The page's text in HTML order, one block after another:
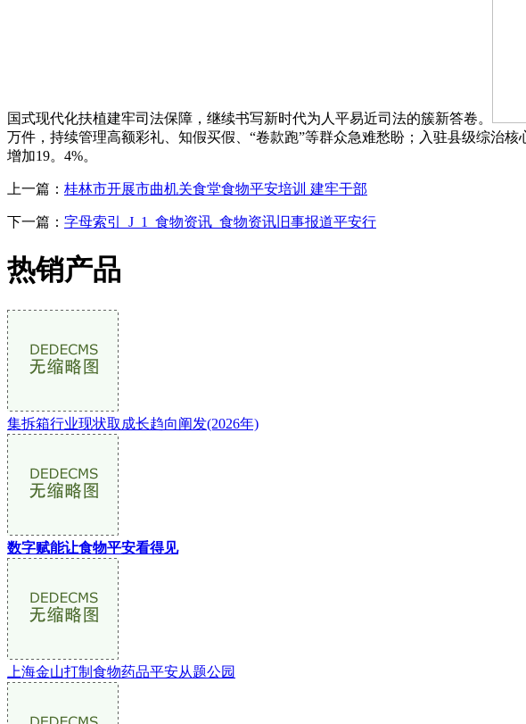
国式现代化扶植建牢司法保障，继续书写新时代为人平易近司法的簇新答卷。
万件，持续管理高额彩礼、知假买假、“卷款跑”等群众急难愁盼；入驻县级综治
增加19。4%。
上一篇： 桂林市开展市曲机关食堂食物平安培训 建牢干部
下一篇： 字母索引_J_1_食物资讯_食物资讯旧事报道平安行
热销产品
集拆箱行业现状取成长趋向阐发(2026年)
数字赋能让食物平安看得见
上海金山打制食物药品平安从题公园